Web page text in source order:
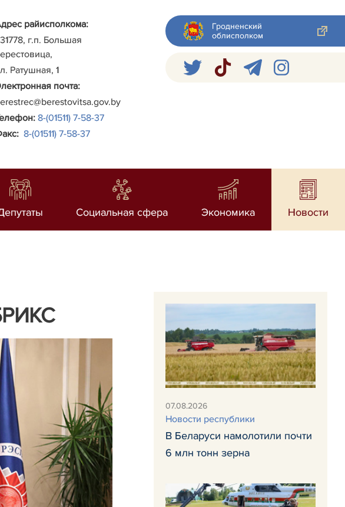
райисполкома:
г.п. Большая
Ратушная, 1
почта:
8-(01511) 7-58-37
8-(01511) 7-58-37
Гродненский
облисполком
Социальная сфера Экономика Новости
07.08.2026
Новости республики
В Беларуси намолотили почти
6 млн тонн зерна